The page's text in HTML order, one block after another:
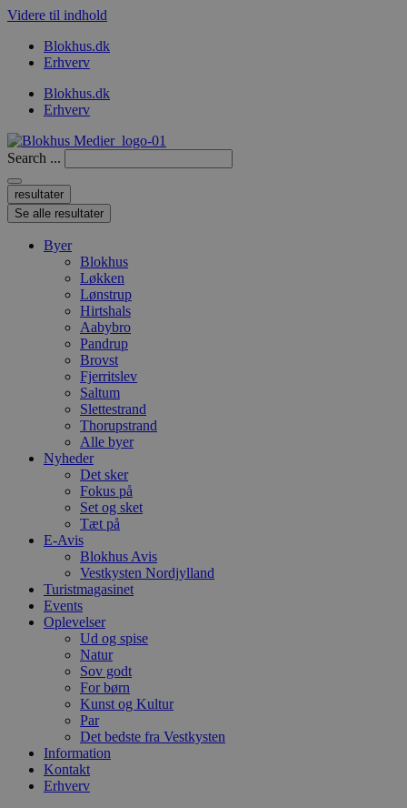
Videre til indhold
Blokhus.dk
Erhverv
Blokhus.dk
Erhverv
Search ...
resultater
Se alle resultater
Byer
Blokhus
Løkken
Lønstrup
Hirtshals
Aabybro
Pandrup
Brovst
Fjerritslev
Saltum
Slettestrand
Thorupstrand
Alle byer
Nyheder
Det sker
Fokus på
Set og sket
Tæt på
E-Avis
Blokhus Avis
Vestkysten Nordjylland
Turistmagasinet
Events
Oplevelser
Ud og spise
Natur
Sov godt
For børn
Kunst og Kultur
Par
Det bedste fra Vestkysten
Information
Kontakt
Erhverv